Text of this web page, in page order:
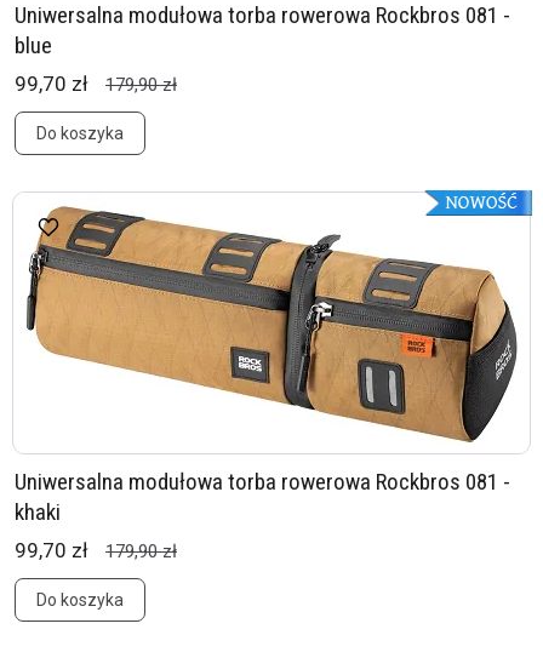
Uniwersalna modułowa torba rowerowa Rockbros 081 -
blue
99,70 zł 179,90 zł
Do koszyka
Uniwersalna modułowa torba rowerowa Rockbros 081 -
khaki
99,70 zł 179,90 zł
Do koszyka